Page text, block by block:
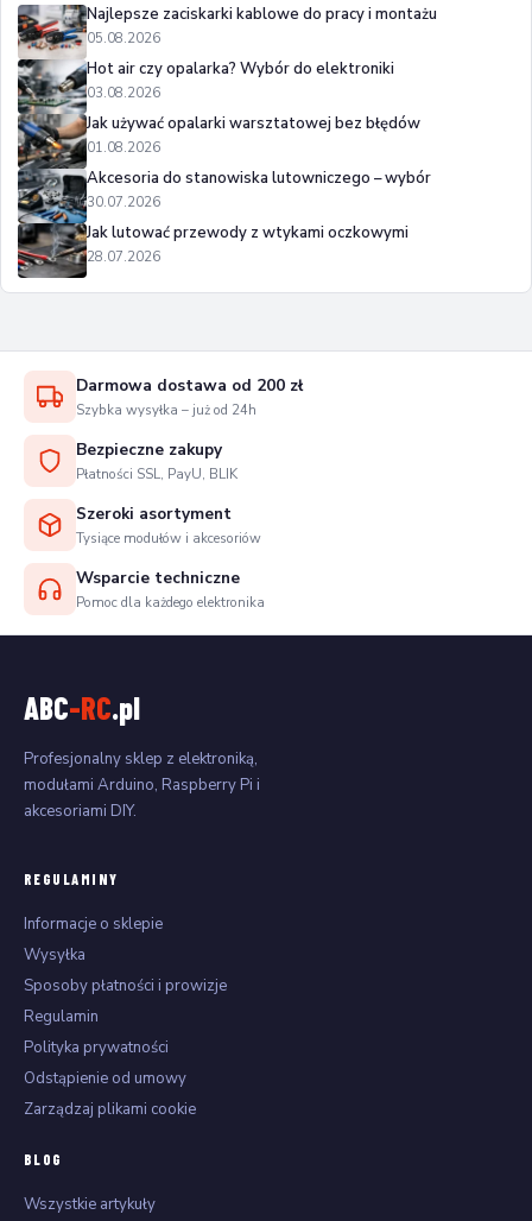
Najlepsze zaciskarki kablowe do pracy i montażu
05.08.2026
Hot air czy opalarka? Wybór do elektroniki
03.08.2026
Jak używać opalarki warsztatowej bez błędów
01.08.2026
Akcesoria do stanowiska lutowniczego – wybór
30.07.2026
Jak lutować przewody z wtykami oczkowymi
28.07.2026
Darmowa dostawa od 200 zł
Szybka wysyłka – już od 24h
Bezpieczne zakupy
Płatności SSL, PayU, BLIK
Szeroki asortyment
Tysiące modułów i akcesoriów
Wsparcie techniczne
Pomoc dla każdego elektronika
ABC-RC.pl
Profesjonalny sklep z elektroniką,
modułami Arduino, Raspberry Pi i
akcesoriami DIY.
REGULAMINY
Informacje o sklepie
Wysyłka
Sposoby płatności i prowizje
Regulamin
Polityka prywatności
Odstąpienie od umowy
Zarządzaj plikami cookie
BLOG
Wszystkie artykuły